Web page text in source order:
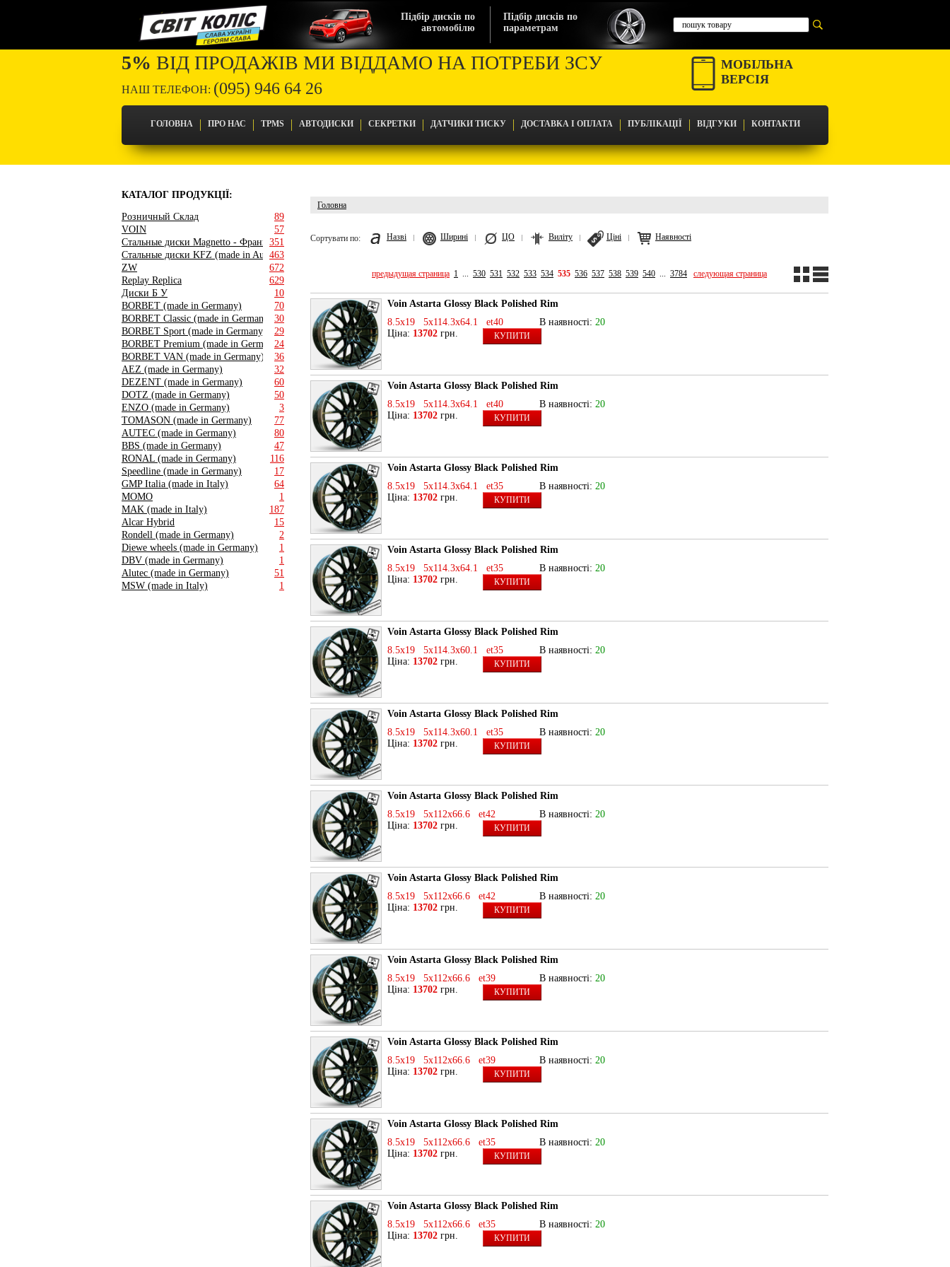
Підбір дисків по
автомобілю
Підбір дисків по
параметрам
МОБІЛЬНА
ВЕРСІЯ
5% ВІД ПРОДАЖІВ МИ ВІДДАМО НА ПОТРЕБИ ЗСУ
НАШ ТЕЛЕФОН: (095) 946 64 26
ГОЛОВНА ПРО НАС TPMS АВТОДИСКИ СЕКРЕТКИ ДАТЧИКИ ТИСКУ ДОСТАВКА І ОПЛАТА ПУБЛІКАЦІЇ ВІДГУКИ КОНТАКТИ
КАТАЛОГ ПРОДУКЦІЇ:
Розничный Склад
89
VOIN
57
Стальные диски Magnetto - Франция351
Стальные диски KFZ (made in Austria)
463
ZW
672
Replay Replica
629
Диски Б У
10
BORBET (made in Germany)
70
BORBET Classic (made in Germany)
30
BORBET Sport (made in Germany)
29
BORBET Premium (made in Germany)
24
BORBET VAN (made in Germany)
36
AEZ (made in Germany)
32
DEZENT (made in Germany)
60
DOTZ (made in Germany)
50
ENZO (made in Germany)
3
TOMASON (made in Germany)
77
AUTEC (made in Germany)
80
BBS (made in Germany)
47
RONAL (made in Germany)
116
Speedline (made in Germany)
17
GMP Italia (made in Italy)
64
MOMO
1
MAK (made in Italy)
187
Alcar Hybrid
15
Rondell (made in Germany)
2
Diewe wheels (made in Germany)
1
DBV (made in Germany)
1
Alutec (made in Germany)
51
MSW (made in Italy)
1
Головна
Сортувати по:
Назві Ширині ЦО Виліту Ціні Наявності
предыдущая страница 1 ... 530 531 532 533 534 535 536 537 538 539 540 ... 3784 следующая страница
Voin Astarta Glossy Black Polished Rim
8.5x19 5x114.3x64.1 et40
В наявності: 20
Ціна: 13702 грн. КУПИТИ
Voin Astarta Glossy Black Polished Rim
8.5x19 5x114.3x64.1 et40
В наявності: 20
Ціна: 13702 грн. КУПИТИ
Voin Astarta Glossy Black Polished Rim
8.5x19 5x114.3x64.1 et35
В наявності: 20
Ціна: 13702 грн. КУПИТИ
Voin Astarta Glossy Black Polished Rim
8.5x19 5x114.3x64.1 et35
В наявності: 20
Ціна: 13702 грн. КУПИТИ
Voin Astarta Glossy Black Polished Rim
8.5x19 5x114.3x60.1 et35
В наявності: 20
Ціна: 13702 грн. КУПИТИ
Voin Astarta Glossy Black Polished Rim
8.5x19 5x114.3x60.1 et35
В наявності: 20
Ціна: 13702 грн. КУПИТИ
Voin Astarta Glossy Black Polished Rim
8.5x19 5x112x66.6 et42
В наявності: 20
Ціна: 13702 грн. КУПИТИ
Voin Astarta Glossy Black Polished Rim
8.5x19 5x112x66.6 et42
В наявності: 20
Ціна: 13702 грн. КУПИТИ
Voin Astarta Glossy Black Polished Rim
8.5x19 5x112x66.6 et39
В наявності: 20
Ціна: 13702 грн. КУПИТИ
Voin Astarta Glossy Black Polished Rim
8.5x19 5x112x66.6 et39
В наявності: 20
Ціна: 13702 грн. КУПИТИ
Voin Astarta Glossy Black Polished Rim
8.5x19 5x112x66.6 et35
В наявності: 20
Ціна: 13702 грн. КУПИТИ
Voin Astarta Glossy Black Polished Rim
8.5x19 5x112x66.6 et35
В наявності: 20
Ціна: 13702 грн. КУПИТИ